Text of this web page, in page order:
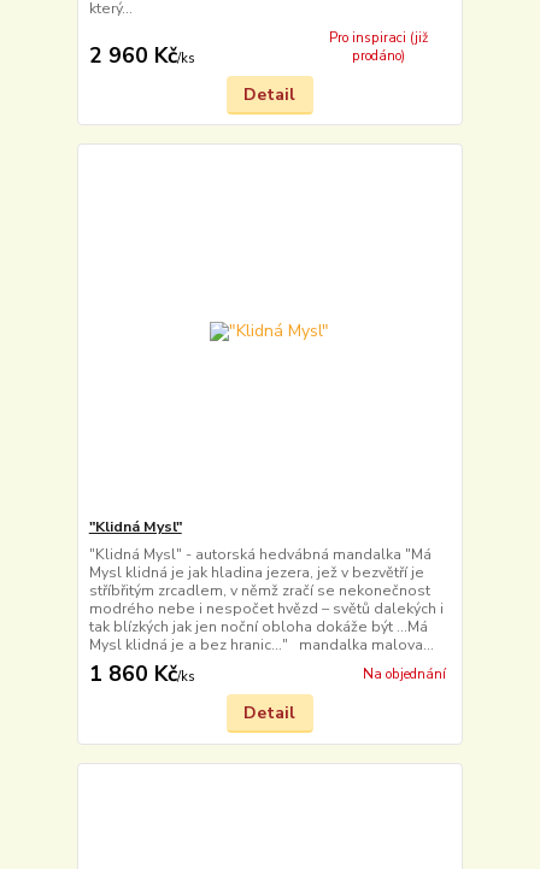
který...
2 960 Kč/ks
Pro inspiraci (již
prodáno)
Detail
"Klidná Mysl"
"Klidná Mysl" - autorská hedvábná mandalka "Má
Mysl klidná je jak hladina jezera, jež v bezvětří je
stříbřitým zrcadlem, v němž zračí se nekonečnost
modrého nebe i nespočet hvězd – světů dalekých i
tak blízkých jak jen noční obloha dokáže být ...Má
Mysl klidná je a bez hranic…" mandalka malova...
1 860 Kč/ks Na objednání
Detail